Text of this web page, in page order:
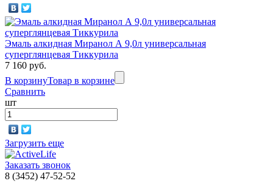
Эмаль алкидная Миранол А 9,0л универсальная
суперглянцевая Тиккурила
7 160 руб.
В корзинуТовар в корзине
Сравнить
шт
Загрузить еще
Заказать звонок
8 (3452) 47-52-52